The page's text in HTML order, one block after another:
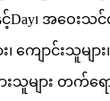
င့်Day၊ အဝေ
ကျောင်းသူမျာ
းသူများ တက်